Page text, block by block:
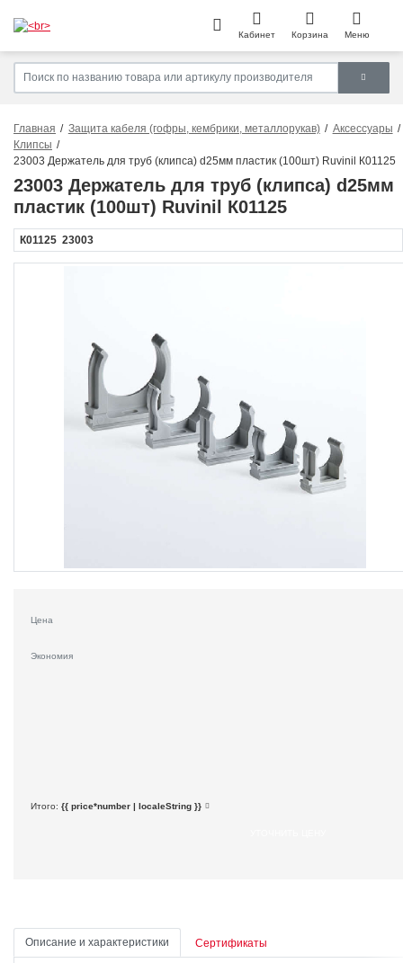
Кабинет Корзина Меню
Главная Защита кабеля (гофры, кембрики, металлорукав)
Аксессуары
Клипсы
23003 Держатель для труб (клипса) d25мм пластик (100шт) Ruvinil К01125
23003 Держатель для труб (клипса) d25мм
пластик (100шт) Ruvinil К01125
К01125 23003
Цена
Экономия
Итого: {{ price*number | localeString }}
Описание и характеристики Сертификаты